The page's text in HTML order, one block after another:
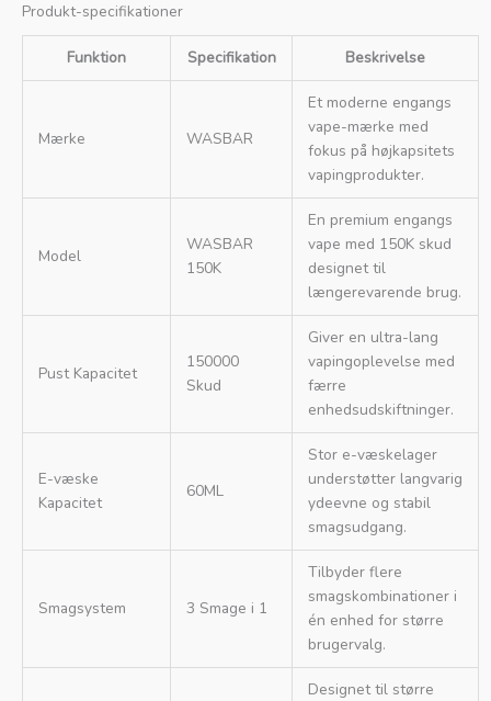
Produkt-specifikationer
Funktion Specifikation Beskrivelse
Mærke WASBAR
Et moderne engangs
vape-mærke med
fokus på højkapsitets
vapingprodukter.
Model
WASBAR
150K
En premium engangs
vape med 150K skud
designet til
længerevarende brug.
Pust Kapacitet
150000
Skud
Giver en ultra-lang
vapingoplevelse med
færre
enhedsudskiftninger.
E-væske
Kapacitet
60ML
Stor e-væskelager
understøtter langvarig
ydeevne og stabil
smagsudgang.
Smagsystem 3 Smage i 1
Tilbyder flere
smagskombinationer i
én enhed for større
brugervalg.
Designet til større